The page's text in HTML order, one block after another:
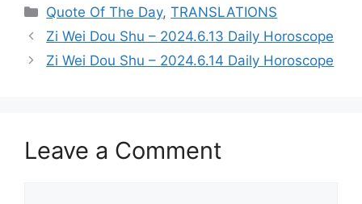
Categories
Quote Of The Day,TRANSLATIONS
Zi Wei Dou Shu – 2024.6.13 Daily Horoscope
Zi Wei Dou Shu – 2024.6.14 Daily Horoscope
Leave a Comment